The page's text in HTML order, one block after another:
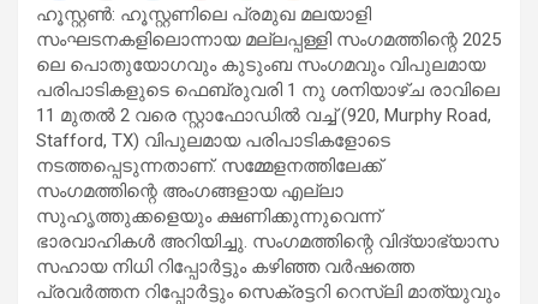
ഹൂസ്റ്റൺ: ഹൂസ്റ്റണിലെ പ്രമുഖ മലയാളി
സംഘടനകളിലൊന്നായ മല്ലപ്പള്ളി സംഗമത്തിന്റെ 2025
ലെ പൊതുയോഗവും കുടുംബ സംഗമവും വിപുലമായ
പരിപാടികളുടെ ഫെബ്രുവരി 1 നു ശനിയാഴ്ച രാവിലെ
11 മുതൽ 2 വരെ സ്റ്റാഫോഡിൽ വച്ച് (920, Murphy Road,
Stafford, TX) വിപുലമായ പരിപാടികളോടെ
നടത്തപ്പെടുന്നതാണ്. സമ്മേളനത്തിലേക്ക്
സംഗമത്തിന്റെ അംഗങ്ങളായ എല്ലാ
സുഹൃത്തുക്കളെയും ക്ഷണിക്കുന്നുവെന്ന്
ഭാരവാഹികൾ അറിയിച്ചു. സംഗമത്തിന്റെ വിദ്യാഭ്യാസ
സഹായ നിധി റിപ്പോർട്ടും കഴിഞ്ഞ വർഷത്തെ
പ്രവർത്തന റിപ്പോർട്ടും സെക്രട്ടറി റെസ്‌ലി മാത്യുവും